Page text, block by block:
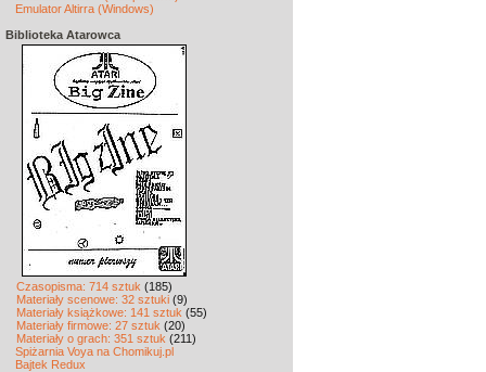
Emulator Altirra (Windows)
Biblioteka Atarowca
Czasopisma: 714 sztuk (185)
Materiały scenowe: 32 sztuki (9)
Materiały książkowe: 141 sztuk (55)
Materiały firmowe: 27 sztuk (20)
Materiały o grach: 351 sztuk (211)
Spiżarnia Voya na Chomikuj.pl
Bajtek Redux